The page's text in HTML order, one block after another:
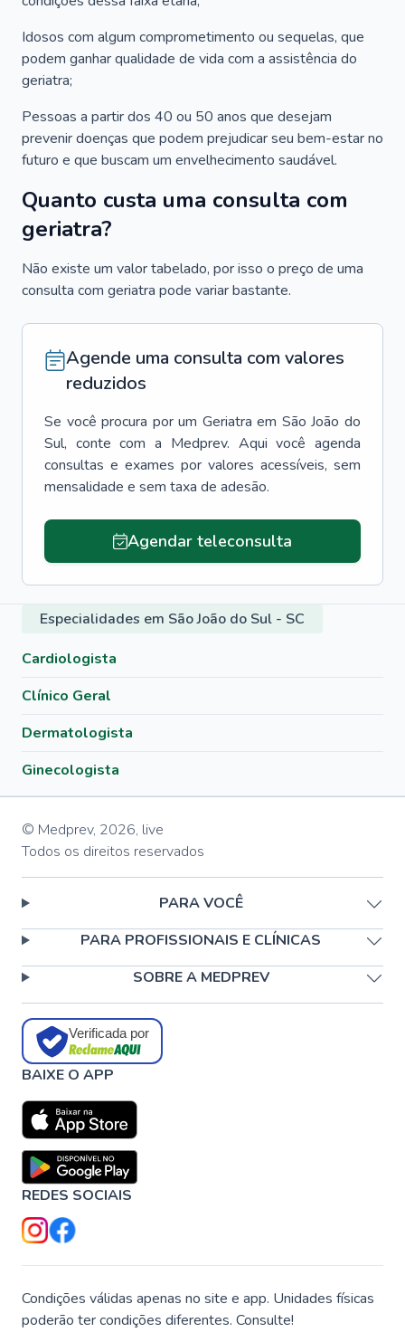
Idosos com algum comprometimento ou sequelas, que
podem ganhar qualidade de vida com a assistência do
geriatra;
Pessoas a partir dos 40 ou 50 anos que desejam
prevenir doenças que podem prejudicar seu bem-estar no
futuro e que buscam um envelhecimento saudável.
Quanto custa uma consulta com
geriatra?
Não existe um valor tabelado, por isso o preço de uma
consulta com geriatra pode variar bastante.
Agende uma consulta com valores
reduzidos
Se você procura por um Geriatra em São João do
Sul, conte com a Medprev. Aqui você agenda
consultas e exames por valores acessíveis, sem
mensalidade e sem taxa de adesão.
Agendar teleconsulta
Especialidades em São João do Sul - SC
Cardiologista
Clínico Geral
Dermatologista
Ginecologista
© Medprev, 2026, live
Todos os direitos reservados
PARA VOCÊ
PARA PROFISSIONAIS E CLÍNICAS
SOBRE A MEDPREV
Verificada por
BAIXE O APP
REDES SOCIAIS
Condições válidas apenas no site e app. Unidades físicas
poderão ter condições diferentes. Consulte!